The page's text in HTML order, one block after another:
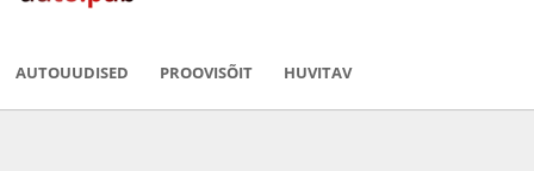
AUTOUUDISED PROOVISÕIT HUVITAV